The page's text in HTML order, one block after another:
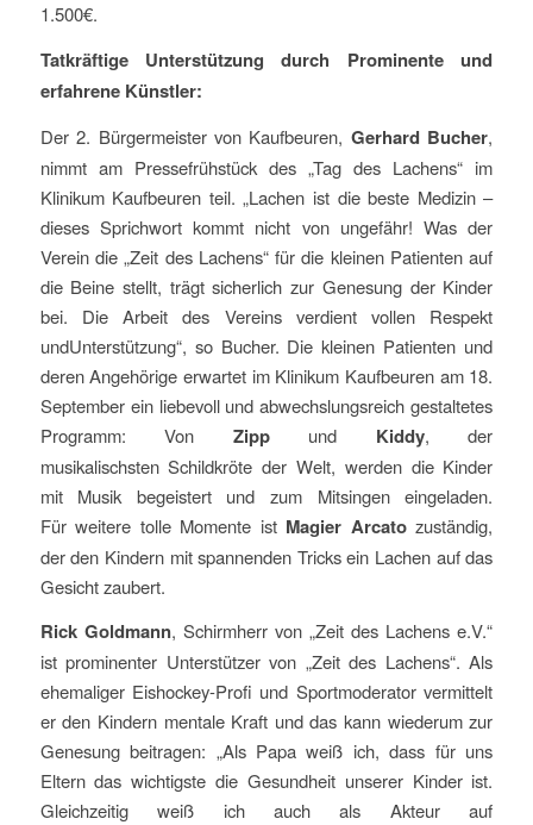
1.500€.
Tatkräftige Unterstützung durch Prominente und
erfahrene Künstler:
Der 2. Bürgermeister von Kaufbeuren, Gerhard Bucher,
nimmt am Pressefrühstück des „Tag des Lachens“ im
Klinikum Kaufbeuren teil. „Lachen ist die beste Medizin –
dieses Sprichwort kommt nicht von ungefähr! Was der
Verein die „Zeit des Lachens“ für die kleinen Patienten auf
die Beine stellt, trägt sicherlich zur Genesung der Kinder
bei. Die Arbeit des Vereins verdient vollen Respekt
undUnterstützung“, so Bucher. Die kleinen Patienten und
deren Angehörige erwartet im Klinikum Kaufbeuren am 18.
September ein liebevoll und abwechslungsreich gestaltetes
Programm: Von Zippund Kiddy, der
musikalischsten Schildkröte der Welt, werden die Kinder
mit Musik begeistert und zum Mitsingen eingeladen.
Für weitere tolle Momente ist Magier Arcatozuständig,
der den Kindern mit spannenden Tricks ein Lachen auf das
Gesicht zaubert.
Rick Goldmann, Schirmherr von „Zeit des Lachens e.V.“
ist prominenter Unterstützer von „Zeit des Lachens“. Als
ehemaliger Eishockey-Profi und Sportmoderator vermittelt
er den Kindern mentale Kraft und das kann wiederum zur
Genesung beitragen: „Als Papa weiß ich, dass für uns
Eltern das wichtigste die Gesundheit unserer Kinder ist.
Gleichzeitig weiß ich auch als Akteur auf